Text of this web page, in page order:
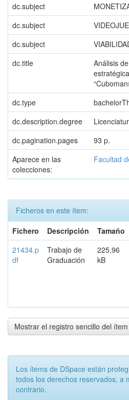
dc.subject
dc.subject
dc.subject
dc.title
Análisis
dc.type
dc.description.degree
dc.pagination.pages
93 p.
Aparece en las
colecciones:
Facultad
Ficheros en este ítem:
Fichero
Descripción Tamaño
21434.p
df
Trabajo de
Graduación
225,96
kB
Mostrar el registro sencillo del ítem
Los ítems de DSpace están
todos los derechos reservados, a
contrario.